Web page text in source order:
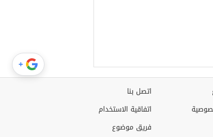
اتصل بنا
اتفاقية الاستخدام
فريق موضوع
+